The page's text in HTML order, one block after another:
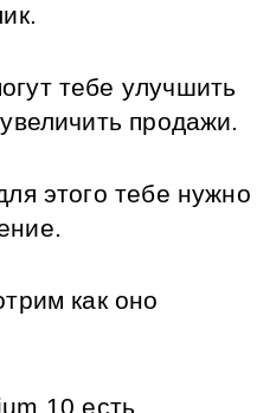
тебе улучшить
продажи.
этого тебе нужно
как оно
10 есть